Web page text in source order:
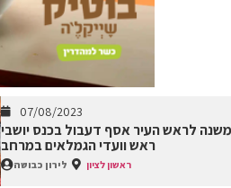
07/08/2023
לראש העיר אסף דעבול בכנס יושבי
ראש וועדי הגמלאים במרחב
לירון כבושה ראשון לציון